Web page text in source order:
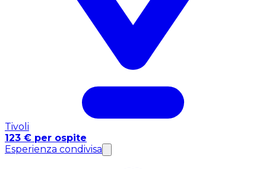
Tivoli
123 € per ospite
Esperienza condivisa